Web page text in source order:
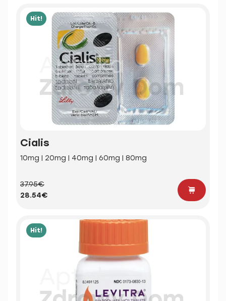
Hit!
Cialis
10mg | 20mg | 40mg | 60mg | 80mg
37.95€
28.54€
Hit!